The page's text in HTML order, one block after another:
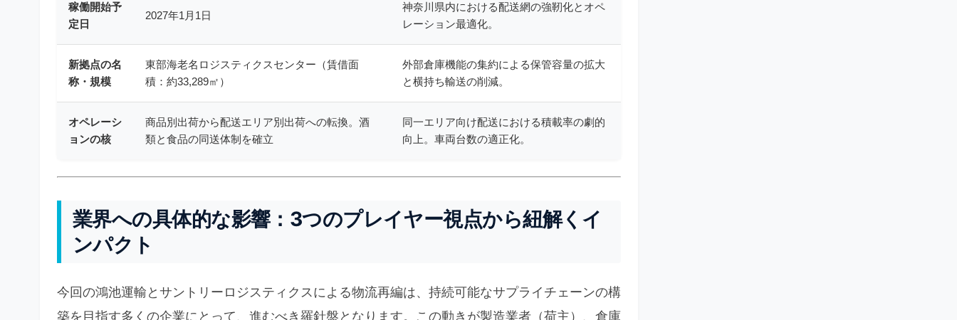
稼働開始予
定日
2027年1月1日
神奈川県内における配送網の強靭化とオペ
レーション最適化。
新拠点の名
称・規模
東部海老名ロジスティクスセンター（賃借面
積：約33,289㎡）
外部倉庫機能の集約による保管容量の拡大
と横持ち輸送の削減。
オペレーシ
ョンの核
商品別出荷から配送エリア別出荷への転換。酒
類と食品の同送体制を確立
同一エリア向け配送における積載率の劇的
向上。車両台数の適正化。
業界への具体的な影響：3つのプレイヤー視点から紐解くイ
ンパクト
今回の鴻池運輸とサントリーロジスティクスによる物流再編は、持続可能なサプライチェーンの構
築を目指す多くの企業にとって、進むべき羅針盤となります。この動きが製造業者（荷主）、倉庫